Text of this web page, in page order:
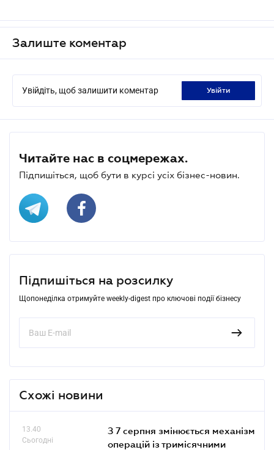
Залиште коментар
Увійдіть, щоб залишити коментар увійти
Читайте нас в соцмережах.
Підпишіться, щоб бути в курсі усіх бізнес-новин.
Підпишіться на розсилку
Щопонеділка отримуйте weekly-digest про ключові події бізнесу
Схожі новини
13.40
Сьогодні
З 7 серпня змінюється механізм
операцій із тримісячними